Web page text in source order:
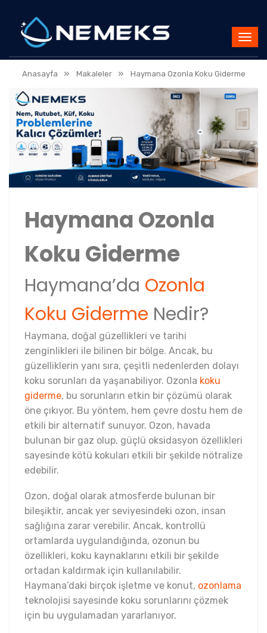
Anasayfa » Makaleler » Haymana Ozonla Koku Giderme
Haymana Ozonla
Koku Giderme
Haymana’da Ozonla
Koku Giderme Nedir?
Haymana, doğal güzellikleri ve tarihi
zenginlikleri ile bilinen bir bölge. Ancak, bu
güzelliklerin yanı sıra, çeşitli nedenlerden dolayı
koku sorunları da yaşanabiliyor. Ozonla koku
giderme, bu sorunların etkin bir çözümü olarak
öne çıkıyor. Bu yöntem, hem çevre dostu hem de
etkili bir alternatif sunuyor. Ozon, havada
bulunan bir gaz olup, güçlü oksidasyon özellikleri
sayesinde kötü kokuları etkili bir şekilde nötralize
edebilir.
Ozon, doğal olarak atmosferde bulunan bir
bileşiktir, ancak yer seviyesindeki ozon, insan
sağlığına zarar verebilir. Ancak, kontrollü
ortamlarda uygulandığında, ozonun bu
özellikleri, koku kaynaklarını etkili bir şekilde
ortadan kaldırmak için kullanılabilir.
Haymana’daki birçok işletme ve konut, ozonlama
teknolojisi sayesinde koku sorunlarını çözmek
için bu uygulamadan yararlanıyor.